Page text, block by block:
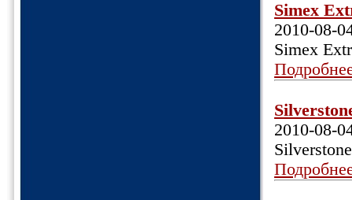
Simex
2010-08-
Simex
2010-08-